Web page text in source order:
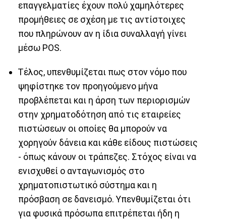
επαγγελματίες έχουν πολύ χαμηλότερες
προμήθειες σε σχέση με τις αντίστοιχες
που πληρώνουν αν η ίδια συναλλαγή γίνει
μέσω POS.
Τέλος, υπενθυμίζεται πως στον νόμο που
ψηφίστηκε τον προηγούμενο μήνα
προβλέπεται και η άρση των περιορισμών
στην χρηματοδότηση από τις εταιρείες
πιστώσεων οι οποίες θα μπορούν να
χορηγούν δάνεια και κάθε είδους πιστώσεις
- όπως κάνουν οι τράπεζες. Στόχος είναι να
ενισχυθεί ο ανταγωνισμός στο
χρηματοπιστωτικό σύστημα και η
πρόσβαση σε δανεισμό. Υπενθυμίζεται ότι
για φυσικά πρόσωπα επιτρέπεται ήδη η